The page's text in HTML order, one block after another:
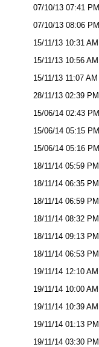
07/10/13 07:41 PM
07/10/13 08:06 PM
15/11/13 10:31 AM
15/11/13 10:56 AM
15/11/13 11:07 AM
28/11/13 02:39 PM
15/06/14 02:43 PM
15/06/14 05:15 PM
15/06/14 05:16 PM
18/11/14 05:59 PM
18/11/14 06:35 PM
18/11/14 06:59 PM
18/11/14 08:32 PM
18/11/14 09:13 PM
18/11/14 06:53 PM
19/11/14 12:10 AM
19/11/14 10:00 AM
19/11/14 10:39 AM
19/11/14 01:13 PM
19/11/14 03:30 PM